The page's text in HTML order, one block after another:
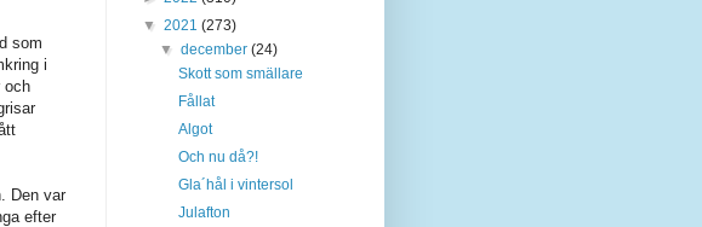
som
i
och
Den var
efter
▼ 2021 (273)
▼december(24)
Skott som smällare
Fållat
Algot
Och nu då?!
Gla´hål i vintersol
Julafton